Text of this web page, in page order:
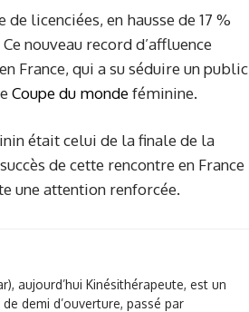
licenciées, en hausse de 17 %
nouveau record d’affluence
France, qui a su séduire un public
Coupe du mondeféminine.
était celui de la finale de la
de cette rencontre en France
une attention renforcée.
aujourd’hui Kinésithérapeute, est un
demi d’ouverture, passé par